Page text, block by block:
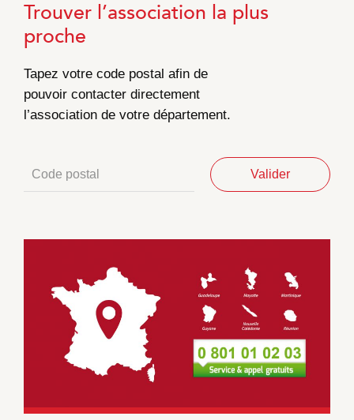
Trouver l’association la plus
proche
Tapez votre code postal afin de
pouvoir contacter directement
l’association de votre département.